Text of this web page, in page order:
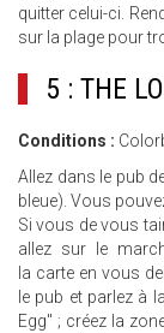
quitter celui-ci.
sur la plage pour
5 : THE
Conditions :
Allez dans le pub
bleue). Vous
Si vous de vous
allez sur le
la carte en vous
le pub et parlez à
Egg" ; créez la